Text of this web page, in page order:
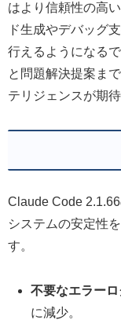
はより信頼性の高
ド生成やデバッグ
行えるようになる
と問題解決提案ま
テリジェンスが期待
Claude Code
システムの安定性
す。
不要なエラー
に減少。